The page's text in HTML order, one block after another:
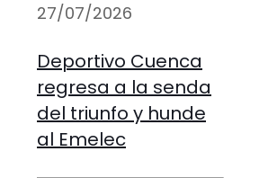
27/07/2026
Deportivo Cuenca
regresa a la senda
del triunfo y hunde
al Emelec